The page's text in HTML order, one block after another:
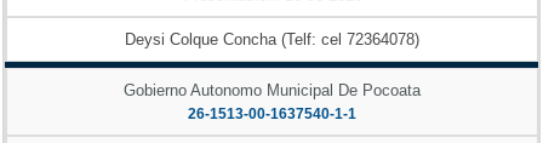
Deysi Colque Concha (Telf: cel 72364078)
Gobierno Autonomo Municipal De Pocoata
26-1513-00-1637540-1-1